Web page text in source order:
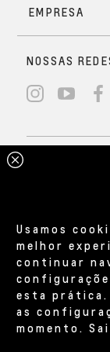
Usamos
melhor
continuar
esta prática.
as
momento.